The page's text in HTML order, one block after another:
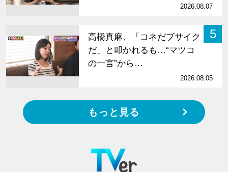
2026.08.07
5
高橋真麻、「コネだブサイク
だ」と叩かれるも…“マツコ
の一言”から…
2026.08.05
もっと見る